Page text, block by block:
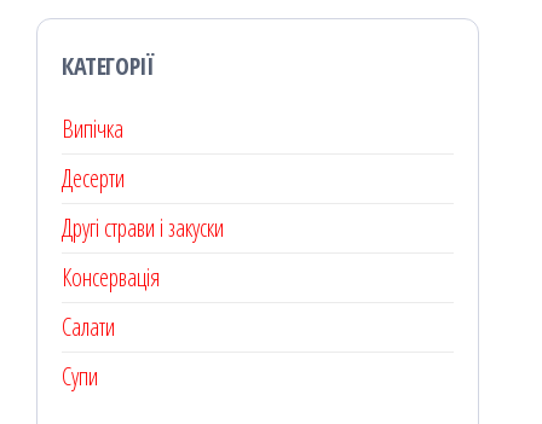
КАТЕГОРІЇ
Випічка
Десерти
Другі страви і закуски
Консервація
Салати
Супи